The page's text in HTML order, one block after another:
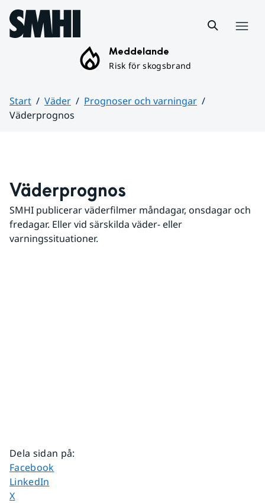
Hoppa till sidans innehåll
Meddelande
Risk för skogsbrand
Start Väder
Prognoser och varningar
Väderprognos
Väderprognos
SMHI publicerar väderfilmer måndagar, onsdagar och
fredagar. Eller vid särskilda väder- eller
varningssituationer.
Dela sidan på:
Dela sidan på
Facebook
Dela sidan på
LinkedIn
Dela sidan på
X